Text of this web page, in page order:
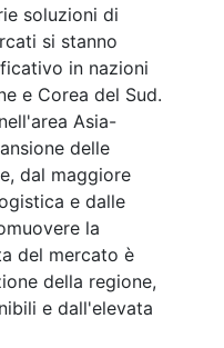
soluzioni di
si stanno
in nazioni
e Corea del Sud.
Asia-
delle
dal maggiore
e dalle
la
del mercato è
della regione,
e dall'elevata